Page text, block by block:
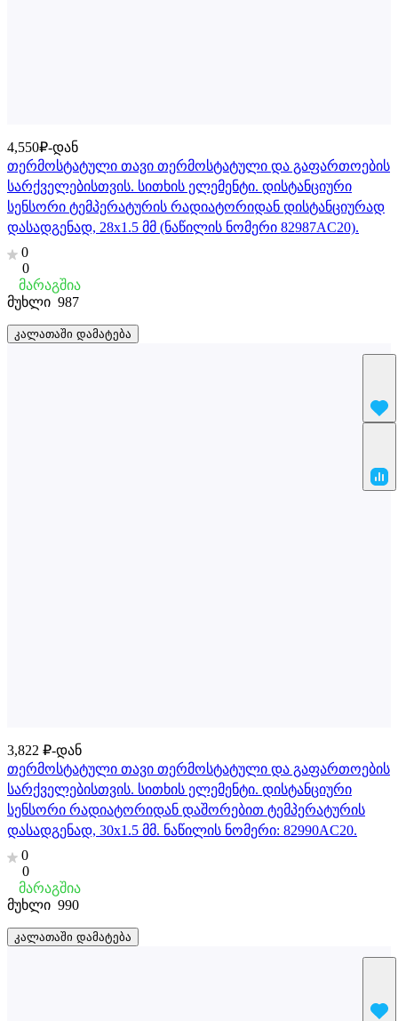
4,550₽-დან
თერმოსტატული თავი თერმოსტატული და გაფართოების
სარქველებისთვის. სითხის ელემენტი. დისტანციური
სენსორი ტემპერატურის რადიატორიდან დისტანციურად
დასადგენად, 28x1.5 მმ (ნაწილის ნომერი 82987AC20).
0
0
მარაგშია
მუხლი 987
კალათაში დამატება
3,822 ₽-დან
თერმოსტატული თავი თერმოსტატული და გაფართოების
სარქველებისთვის. სითხის ელემენტი. დისტანციური
სენსორი რადიატორიდან დაშორებით ტემპერატურის
დასადგენად, 30x1.5 მმ. ნაწილის ნომერი: 82990AC20.
0
0
მარაგშია
მუხლი 990
კალათაში დამატება